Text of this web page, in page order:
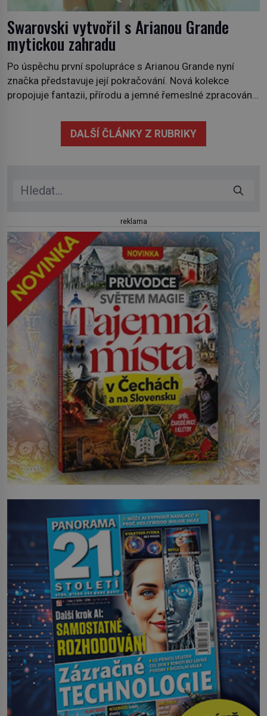
Swarovski vytvořil s Arianou Grande
mytickou zahradu
Po úspěchu první spolupráce s Arianou Grande nyní
značka představuje její pokračování. Nová kolekce
propojuje fantazii, přírodu a jemné řemeslné zpracování
třicítka šperků působí hravě a zároveň rafinovaně.
Spolupráce mezi značkou Swarovski a zpěvačkou a
DALŠÍ ČLÁNKY Z RUBRIKY
reklama